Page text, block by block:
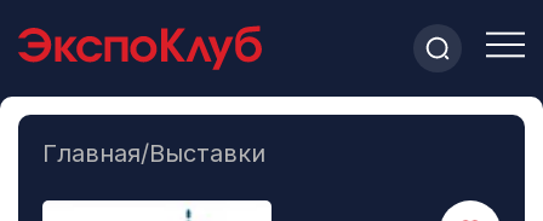
Главная/Выставки